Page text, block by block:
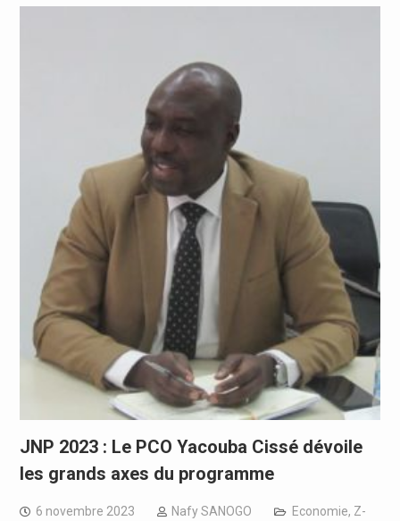
JNP 2023 : Le PCO Yacouba Cissé dévoile
les grands axes du programme
6 novembre 2023 Nafy SANOGO Economie, Z-